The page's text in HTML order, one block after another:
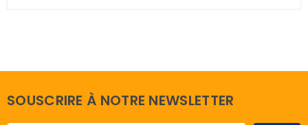
SOUSCRIRE À NOTRE NEWSLETTER